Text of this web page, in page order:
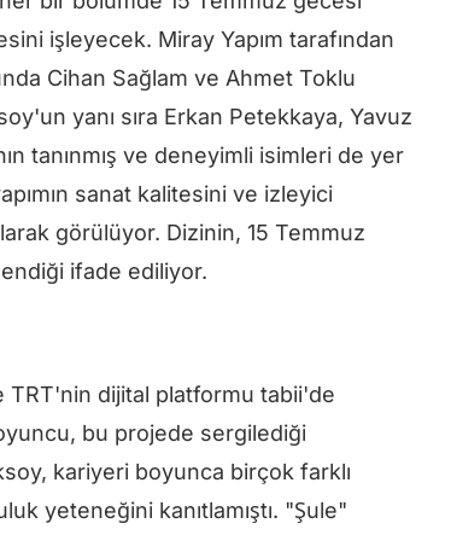
işleyecek. Miray Yapım tarafından
Cihan Sağlam ve Ahmet Toklu
yanı sıra Erkan Petekkaya, Yavuz
tanınmış ve deneyimli isimleri de yer
sanat kalitesini ve izleyici
görülüyor. Dizinin, 15 Temmuz
ifade ediliyor.
TRT'nin dijital platformu tabii'de
oyuncu, bu projede sergilediği
kariyeri boyunca birçok farklı
yeteneğini kanıtlamıştı. "Şule"